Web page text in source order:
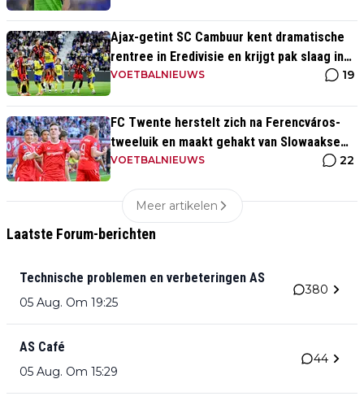
Ajax-getint SC Cambuur kent dramatische
rentree in Eredivisie en krijgt pak slaag in
eigen huis
VOETBALNIEUWS 19
FC Twente herstelt zich na Ferencváros-
tweeluik en maakt gehakt van Slowaakse
opponent
VOETBALNIEUWS 22
Meer artikelen
Laatste Forum-berichten
Technische problemen en verbeteringen AS
05 Aug. Om 19:25
380
AS Café
05 Aug. Om 15:29
44